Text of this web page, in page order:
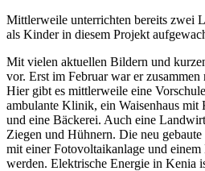
Mittlerweile unterrichten bereits zwei
als Kinder in diesem Projekt
Mit vielen aktuellen Bildern und
vor. Erst im Februar war er
Hier gibt es mittlerweile eine
ambulante Klinik, ein Waisenhaus mit
und eine Bäckerei. Auch eine
Ziegen und Hühnern. Die neu
mit einer Fotovoltaikanlage und einem
werden. Elektrische Energie in Kenia